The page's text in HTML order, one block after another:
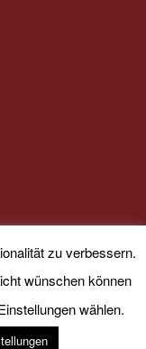
zu verbessern.
wünschen können
wählen.